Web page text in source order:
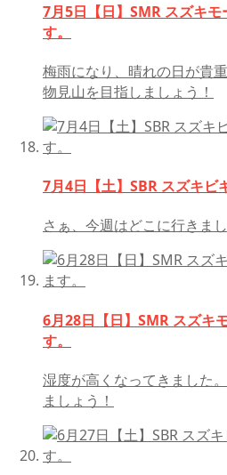
7月5日【日】SMR スズキ
す。
梅雨になり、晴れの日が貴
物見山を目指しましょう！
7月4日【土】SBR スズキビ
さぁ、今週はどこに行きま
6月28日【日】SMR スズキ
す。
湿度が高くなってきました
ましょう！